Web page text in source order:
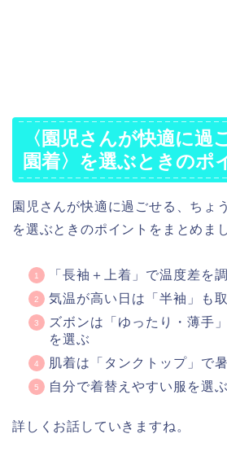
〈園児さんが快適に過
園着〉を選ぶときのポ
園児さんが快適に過ごせる、ちょ
を選ぶときのポイントをまとめま
「長袖＋上着」で温度差を
気温が高い日は「半袖」も
ズボンは「ゆったり・薄手
を選ぶ
肌着は「タンクトップ」で
自分で着替えやすい服を選ぶ
詳しくお話していきますね。